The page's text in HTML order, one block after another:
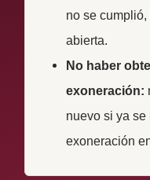
no se
abierta.
No haber
exoneración:
nuevo si ya
exoneración